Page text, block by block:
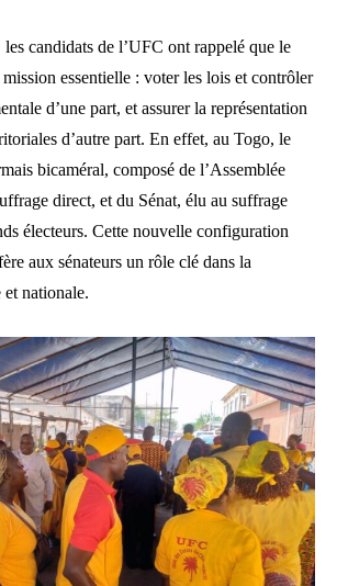
les candidats de l’UFC ont rappelé que le
essentielle : voter les lois et contrôler
d’une part, et assurer la représentation
d’autre part. En effet, au Togo, le
bicaméral, composé de l’Assemblée
direct, et du Sénat, élu au suffrage
électeurs. Cette nouvelle configuration
aux sénateurs un rôle clé dans la
et nationale.